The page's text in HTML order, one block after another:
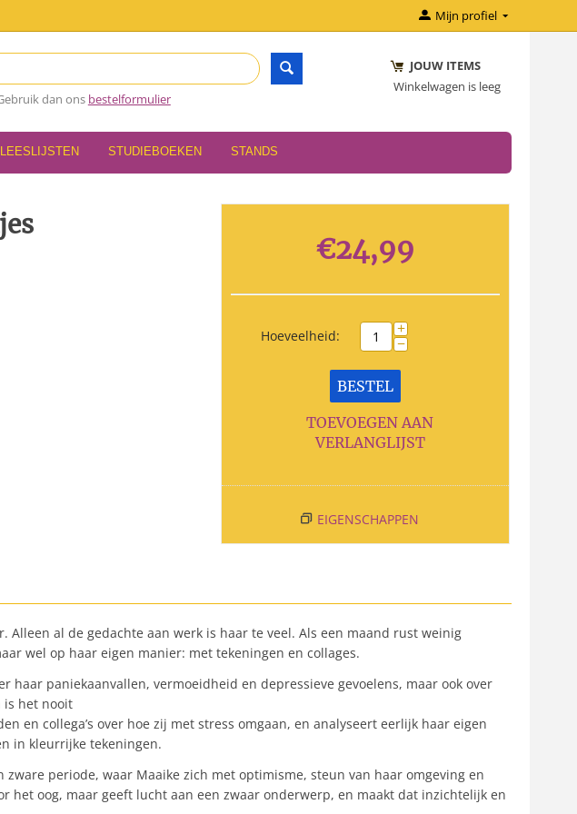
Mijn profiel
dan ons bestelformulier
JOUW ITEMS
Winkelwagen is leeg
LEESLIJSTEN STUDIEBOEKEN STANDS
€24,99
Hoeveelheid: +
−
BESTEL
TOEVOEGEN AAN
VERLANGLIJST
EIGENSCHAPPEN
al de gedachte aan werk is haar te veel. Als een maand rust weinig
wel op haar eigen manier: met tekeningen en collages.
paniekaanvallen, vermoeidheid en depressieve gevoelens, maar ook over
is het nooit
en collega’s over hoe zij met stress omgaan, en analyseert eerlijk haar eigen
in kleurrijke tekeningen.
periode, waar Maaike zich met optimisme, steun van haar omgeving en
het oog, maar geeft lucht aan een zwaar onderwerp, en maakt dat inzichtelijk en